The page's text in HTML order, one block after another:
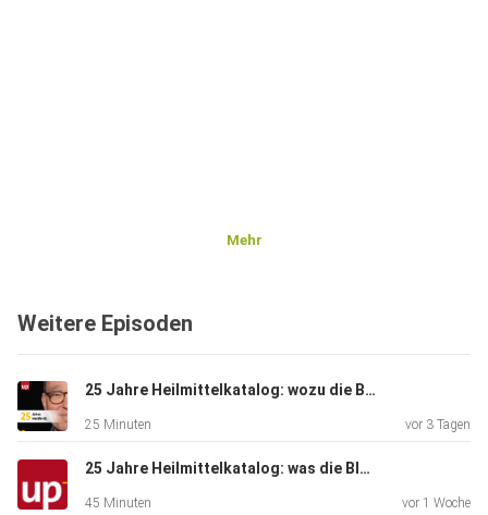
Mehr
Weitere Episoden
25 Jahre Heilmittelkatalog: wozu die Bürokratie weniger werden muss - Manuela Pintarelli-Rauschenbach
25 Minuten vor 3 Tagen
25 Jahre Heilmittelkatalog: was die Blankoverordnung künftig leisten könnte - Julius Lehmann und Sebastian Prechel-Radon
45 Minuten vor 1 Woche